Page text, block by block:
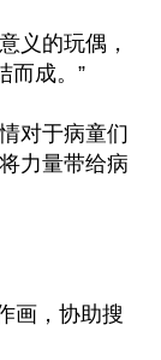
义的玩偶，
而成。”
对于病童们
力量带给病
画，协助搜